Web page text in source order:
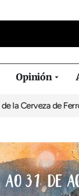
Opinión
Ferrol por